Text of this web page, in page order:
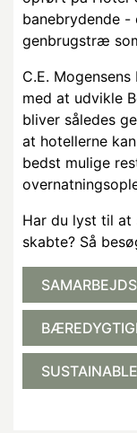
banebrydende -
genbrugstræ
C.E.
med at udvikle
bliver således
at hotellerne
bedst mulige
Har du lyst til at
skabte? Så